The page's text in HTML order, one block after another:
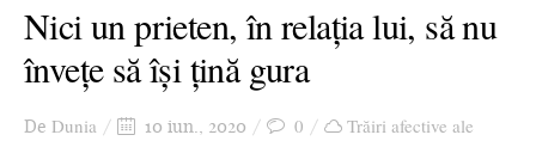
Nici un prieten, în relația lui, să nu
învețe să își țină gura
De Dunia 10 iun., 2020 0
Trăiri afective ale